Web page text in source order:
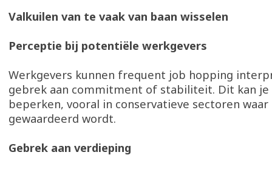
Valkuilen van te vaak van baan wisselen
Perceptie bij potentiële werkgevers
Werkgevers kunnen frequent job hopping
gebrek aan commitment of stabiliteit. Dit kan je
beperken, vooral in conservatieve sectoren
gewaardeerd wordt.
Gebrek aan verdieping